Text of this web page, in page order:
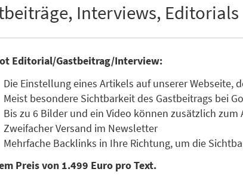
Interviews, Editorials
Editorial/Gastbeitrag/Interview:
Die Einstellung eines Artikels auf unserer Webseite,
Meist besondere Sichtbarkeit des Gastbeitrags bei
Bis zu 6 Bilder und ein Video können zusätzlich
Zweifacher Versand im Newsletter
Mehrfache Backlinks in Ihre Richtung, um die
Preis von 1.499 Euro pro Text.